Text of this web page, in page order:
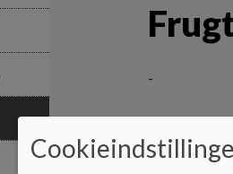
-